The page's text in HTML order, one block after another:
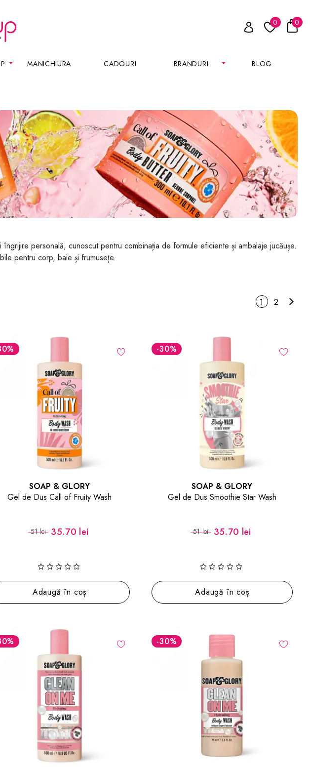
0 0
MANICHIURA CADOURI BRANDURI BLOG
personală, cunoscut pentru combinația de formule eficiente și ambalaje jucăușe.
pentru corp, baie și frumusețe.
1 2
%
SOAP & GLORY
Gel de Dus Call of Fruity Wash
51 lei 35.70 lei
Adaugă în coș
-30%
SOAP & GLORY
Gel de Dus Smoothie Star Wash
51 lei 35.70 lei
Adaugă în coș
% -30%